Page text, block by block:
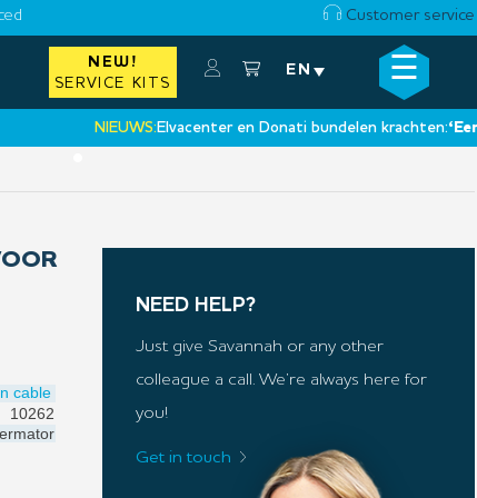
Customer service
NEW!
SERVICE KITS
EN ☰
NIEUWS:Elvacenter en Donati bundelen krachten:‘Een
×
cable
10262
NEED HELP?
Just give Savannah or any other
colleague a call. We’re always here for
you!
Get in touch